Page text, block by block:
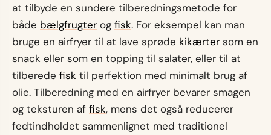
at tilbyde en sundere tilberedningsmetode for
både bælgfrugter og fisk. For eksempel kan man
bruge en airfryer til at lave sprøde kikærter som en
snack eller som en topping til salater, eller til at
tilberede fisk til perfektion med minimalt brug af
olie. Tilberedning med en airfryer bevarer smagen
og teksturen af fisk, mens det også reducerer
fedtindholdet sammenlignet med traditionel